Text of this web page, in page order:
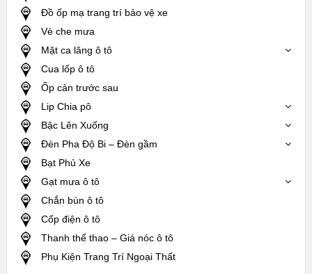
Đồ ốp mạ trang trí bảo vệ xe
Vè che mưa
Mặt ca lăng ô tô
Cua lốp ô tô
Ốp cản trước sau
Lip Chia pô
Bậc Lên Xuống
Đèn Pha Độ Bi – Đèn gầm
Bạt Phủ Xe
Gạt mưa ô tô
Chắn bùn ô tô
Cốp điện ô tô
Thanh thể thao – Giá nóc ô tô
Phụ Kiện Trang Trí Ngoại Thất